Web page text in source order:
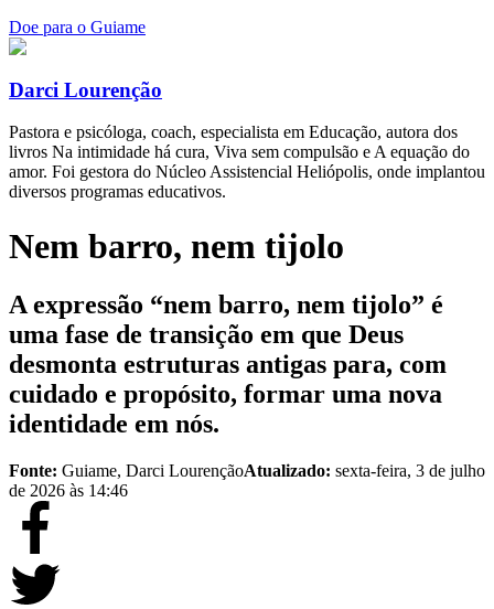
Doe para o Guiame
Darci Lourenção
Pastora e psicóloga, coach, especialista em Educação, autora dos
livros Na intimidade há cura, Viva sem compulsão e A equação do
amor. Foi gestora do Núcleo Assistencial Heliópolis, onde implantou
diversos programas educativos.
Nem barro, nem tijolo
A expressão “nem barro, nem tijolo” é
uma fase de transição em que Deus
desmonta estruturas antigas para, com
cuidado e propósito, formar uma nova
identidade em nós.
Fonte: Guiame, Darci LourençãoAtualizado: sexta-feira, 3 de julho
de 2026 às 14:46